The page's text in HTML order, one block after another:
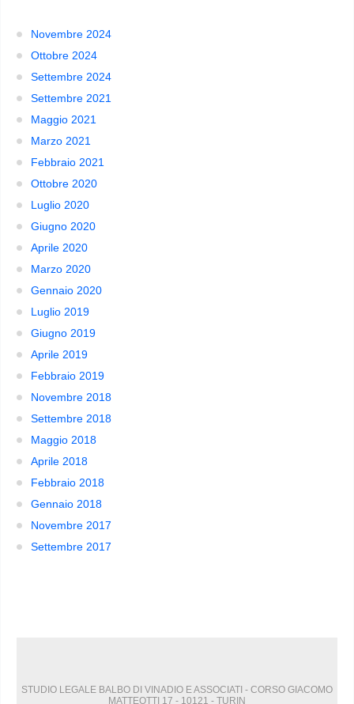
Novembre 2024
Ottobre 2024
Settembre 2024
Settembre 2021
Maggio 2021
Marzo 2021
Febbraio 2021
Ottobre 2020
Luglio 2020
Giugno 2020
Aprile 2020
Marzo 2020
Gennaio 2020
Luglio 2019
Giugno 2019
Aprile 2019
Febbraio 2019
Novembre 2018
Settembre 2018
Maggio 2018
Aprile 2018
Febbraio 2018
Gennaio 2018
Novembre 2017
Settembre 2017
STUDIO LEGALE BALBO DI VINADIO E ASSOCIATI - CORSO GIACOMO
MATTEOTTI 17 - 10121 - TURIN